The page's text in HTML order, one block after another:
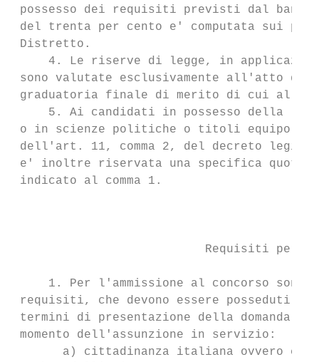
possesso dei requisiti previsti dal bando.
del trenta per cento e' computata sui
Distretto.
4. Le riserve di legge, in
sono valutate esclusivamente all'atto
graduatoria finale di merito di cui al
5. Ai candidati in possesso della
o in scienze politiche o titoli
dell'art. 11, comma 2, del decreto
e' inoltre riservata una specifica quota
indicato al comma 1.
Requisiti per
1. Per l'ammissione al concorso sono
requisiti, che devono essere posseduti
termini di presentazione della domanda
momento dell'assunzione in servizio:
a) cittadinanza italiana ovvero